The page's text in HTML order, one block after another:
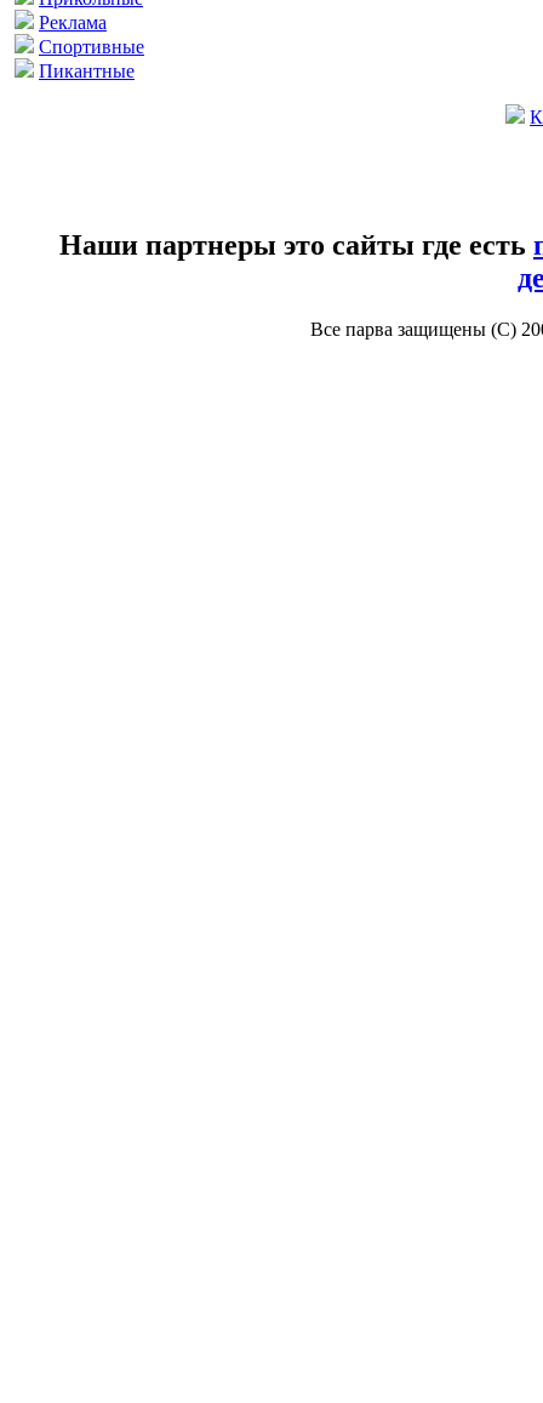
Реклама
Спортивные
Пикантные
Наши партнеры это сайты где есть
Все парва защищены (С)